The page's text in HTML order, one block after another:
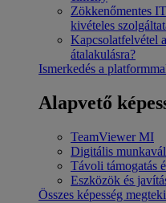
Zökkenőmentes
kivételes
Kapcsolatfelvétel
átalakulásra?
Ismerkedés a
Alapvető
TeamViewer MI
Digitális
Távoli támogatás
Eszközök és
Összes képesség